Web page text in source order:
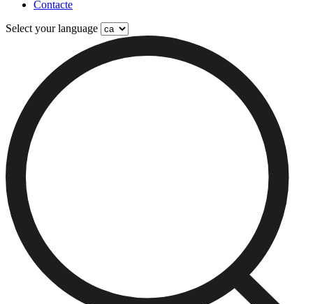
Contacte
Select your language